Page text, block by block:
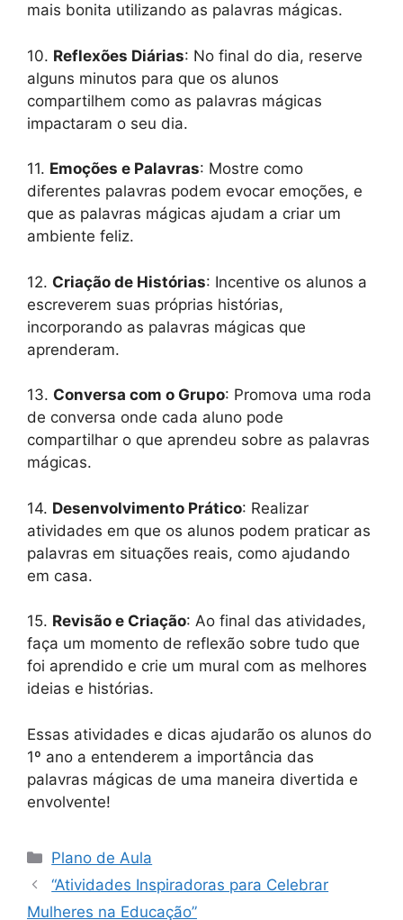
mais bonita utilizando as palavras mágicas.
10. Reflexões Diárias: No final do dia, reserve
alguns minutos para que os alunos
compartilhem como as palavras mágicas
impactaram o seu dia.
11. Emoções e Palavras: Mostre como
diferentes palavras podem evocar emoções, e
que as palavras mágicas ajudam a criar um
ambiente feliz.
12. Criação de Histórias: Incentive os alunos a
escreverem suas próprias histórias,
incorporando as palavras mágicas que
aprenderam.
13. Conversa com o Grupo: Promova uma roda
de conversa onde cada aluno pode
compartilhar o que aprendeu sobre as palavras
mágicas.
14. Desenvolvimento Prático: Realizar
atividades em que os alunos podem praticar as
palavras em situações reais, como ajudando
em casa.
15. Revisão e Criação: Ao final das atividades,
faça um momento de reflexão sobre tudo que
foi aprendido e crie um mural com as melhores
ideias e histórias.
Essas atividades e dicas ajudarão os alunos do
1º ano a entenderem a importância das
palavras mágicas de uma maneira divertida e
envolvente!
Categorias
Plano de Aula
“Atividades Inspiradoras para Celebrar
Mulheres na Educação”